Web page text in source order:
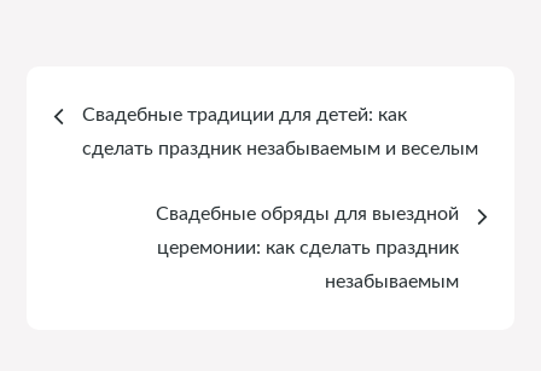
Навигация
записям
Свадебные традиции для детей: как
сделать праздник незабываемым и веселым
Свадебные обряды для выездной
церемонии: как сделать праздник
незабываемым